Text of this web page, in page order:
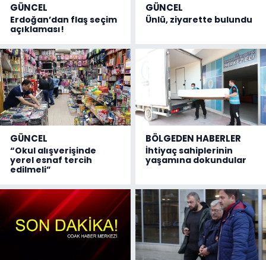
GÜNCEL
Erdoğan’dan flaş seçim
açıklaması!
GÜNCEL
Ünlü, ziyarette bulundu
GÜNCEL
“Okul alışverişinde
yerel esnaf tercih
edilmeli”
BÖLGEDEN HABERLER
İhtiyaç sahiplerinin
yaşamına dokundular